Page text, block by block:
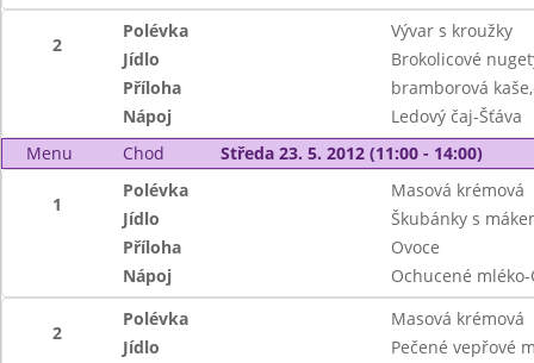
2
Polévka
Vývar s kroužky
Jídlo
Brokolicové
Příloha
bramborová
Nápoj
Ledový čaj-Šťáva
Menu
Chod Středa 23. 5. 2012 (11:00 - 14:00)
1
Polévka
Masová krémová
Jídlo
Škubánky s
Příloha
Ovoce
Nápoj
Ochucené
2
Polévka
Masová krémová
Jídlo
Pečené vepřové